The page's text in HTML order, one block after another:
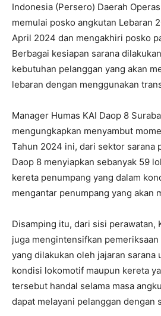
Indonesia (Persero) Daerah
memulai posko angkutan Lebaran
April 2024 dan mengakhiri posko
Berbagai kesiapan sarana
kebutuhan pelanggan yang akan
lebaran dengan menggunakan
Manager Humas KAI Daop 8
mengungkapkan menyambut
Tahun 2024 ini, dari sektor sarana
Daop 8 menyiapkan sebanyak 59
kereta penumpang yang dalam
mengantar penumpang yang akan
Disamping itu, dari sisi perawatan,
juga mengintensifkan
yang dilakukan oleh jajaran sarana
kondisi lokomotif maupun kereta
tersebut handal selama masa
dapat melayani pelanggan dengan